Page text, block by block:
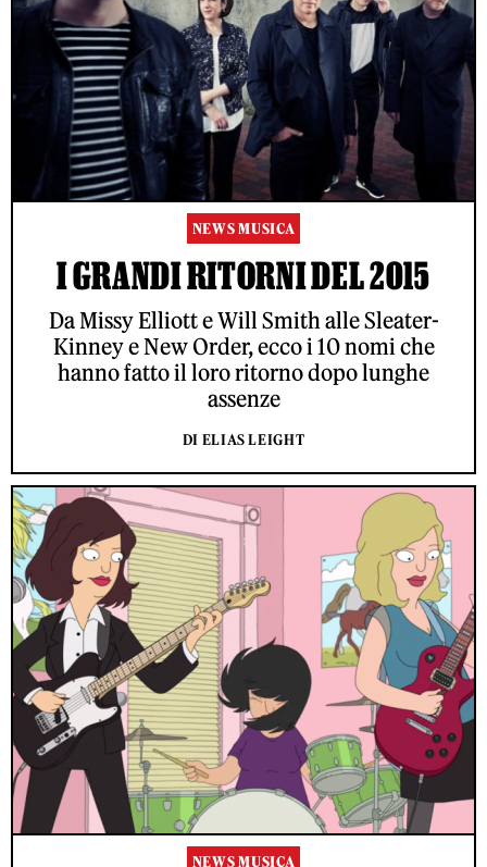
NEWS MUSICA
I GRANDI RITORNI DEL 2015
Da Missy Elliott e Will Smith alle Sleater-
Kinney e New Order, ecco i 10 nomi che
hanno fatto il loro ritorno dopo lunghe
assenze
DI ELIAS LEIGHT
NEWS MUSICA